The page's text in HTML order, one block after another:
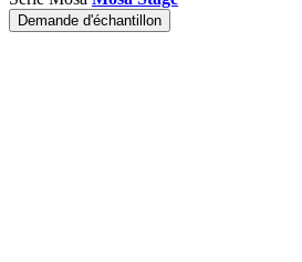
Demande d'échantillon